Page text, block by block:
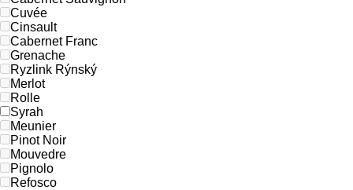
Cuvée
Cinsault
Cabernet Franc
Grenache
Ryzlink Rýnský
Merlot
Rolle
Syrah
Meunier
Pinot Noir
Mouvedre
Pignolo
Refosco